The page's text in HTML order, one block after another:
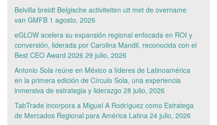
Belvilla breidt Belgische activiteiten uit met de overname
van GMFB 1 agosto, 2026
eGLOW acelera su expansión regional enfocada en ROI y
conversión, liderada por Carolina Mandil, reconocida con el
Best CEO Award 2026 29 julio, 2026
Antonio Sola reúne en México a líderes de Latinoamérica
en la primera edición de Círculo Sola, una experiencia
inmersiva de estrategia y liderazgo 28 julio, 2026
TabTrade incorpora a Miguel A Rodríguez como Estratega
de Mercados Regional para América Latina 24 julio, 2026